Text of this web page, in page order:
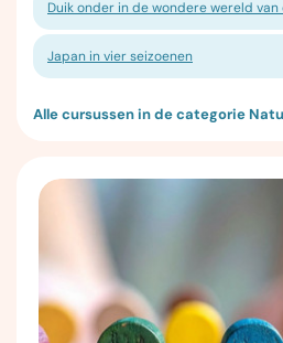
Duik onder in de wondere wereld
Japan in vier seizoenen
Alle cursussen in de categorie